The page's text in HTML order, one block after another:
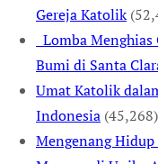
Gereja Katolik
Lomba
Bumi di Santa
Umat Katolik
Indonesia (45,268)
Mengenang